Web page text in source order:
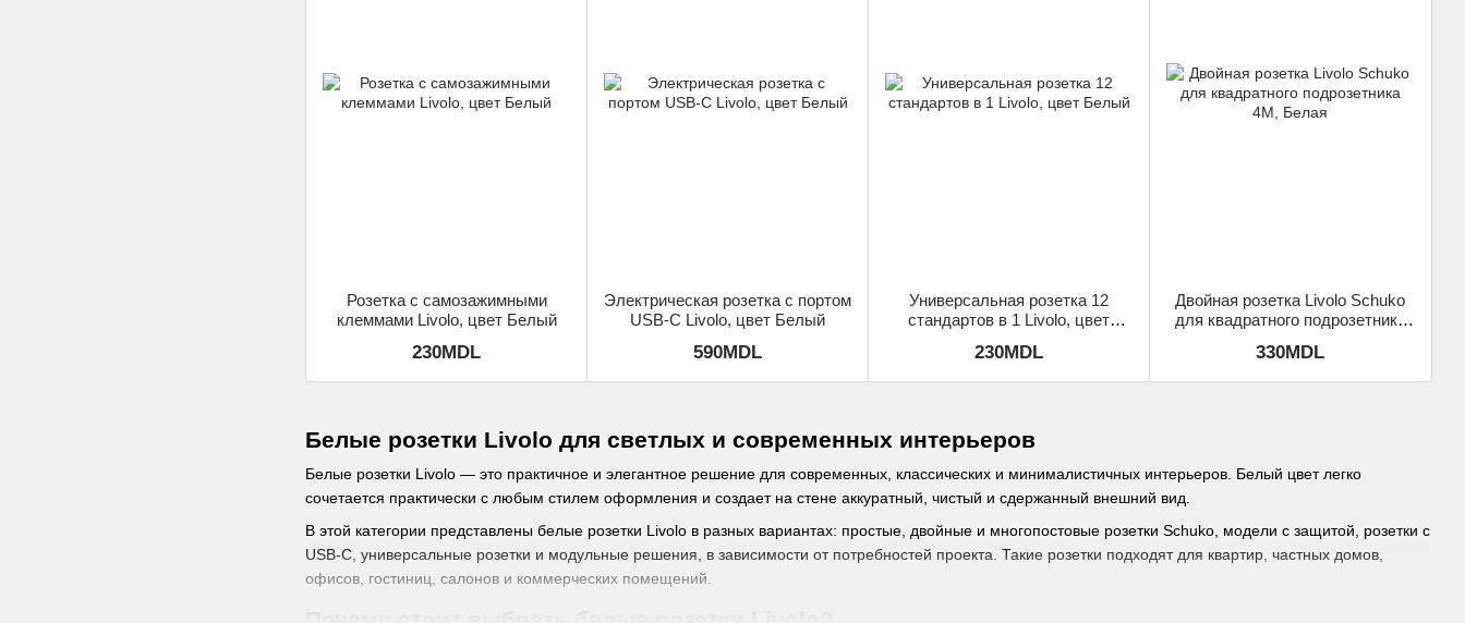
Белые розетки Livolo для светлых и современных интерьеров
Белые розетки Livolo — это практичное и элегантное решение для современных, классических и минималистичных интерьеров. Белый цвет легко
сочетается практически с любым стилем оформления и создает на стене аккуратный, чистый и сдержанный внешний вид.
В этой категории представлены белые розетки Livolo в разных вариантах: простые, двойные и многопостовые розетки Schuko, модели с защитой, розетки с
USB-C, универсальные розетки и модульные решения, в зависимости от потребностей проекта. Такие розетки подходят для квартир, частных домов,
офисов, гостиниц, салонов и коммерческих помещений.
Розетка с самозажимными
клеммами Livolo, цвет Белый
230MDL
Электрическая розетка с портом
USB-C Livolo, цвет Белый
590MDL
Универсальная розетка 12
стандартов в 1 Livolo, цвет
230MDL
Двойная розетка Livolo Schuko
для квадратного подрозетника
330MDL